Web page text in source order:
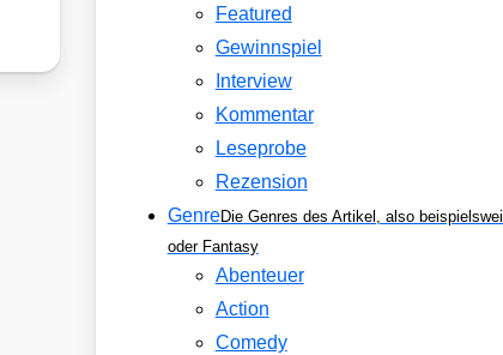
Featured
Gewinnspiel
Interview
Kommentar
Leseprobe
Rezension
GenreDie Genres des Artikel, also
oder Fantasy
Abenteuer
Action
Comedy